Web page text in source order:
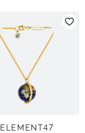
ELEMENT47